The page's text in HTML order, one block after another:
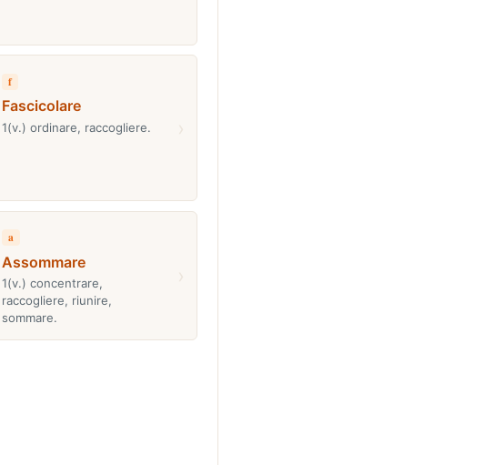
f
Fascicolare
1(v.) ordinare, raccogliere.
a
Assommare
1(v.) concentrare,
raccogliere, riunire,
sommare.